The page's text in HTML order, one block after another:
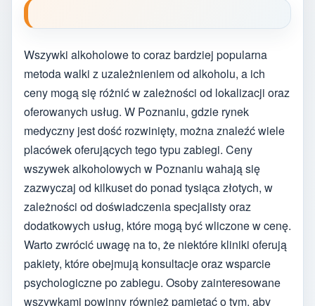
Wszywki alkoholowe to coraz bardziej popularna
metoda walki z uzależnieniem od alkoholu, a ich
ceny mogą się różnić w zależności od lokalizacji oraz
oferowanych usług. W Poznaniu, gdzie rynek
medyczny jest dość rozwinięty, można znaleźć wiele
placówek oferujących tego typu zabiegi. Ceny
wszywek alkoholowych w Poznaniu wahają się
zazwyczaj od kilkuset do ponad tysiąca złotych, w
zależności od doświadczenia specjalisty oraz
dodatkowych usług, które mogą być wliczone w cenę.
Warto zwrócić uwagę na to, że niektóre kliniki oferują
pakiety, które obejmują konsultacje oraz wsparcie
psychologiczne po zabiegu. Osoby zainteresowane
wszywkami powinny również pamiętać o tym, aby